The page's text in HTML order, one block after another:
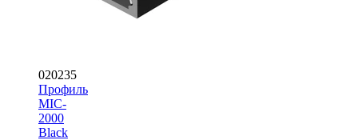
020235
Профиль
MIC-
2000
Black